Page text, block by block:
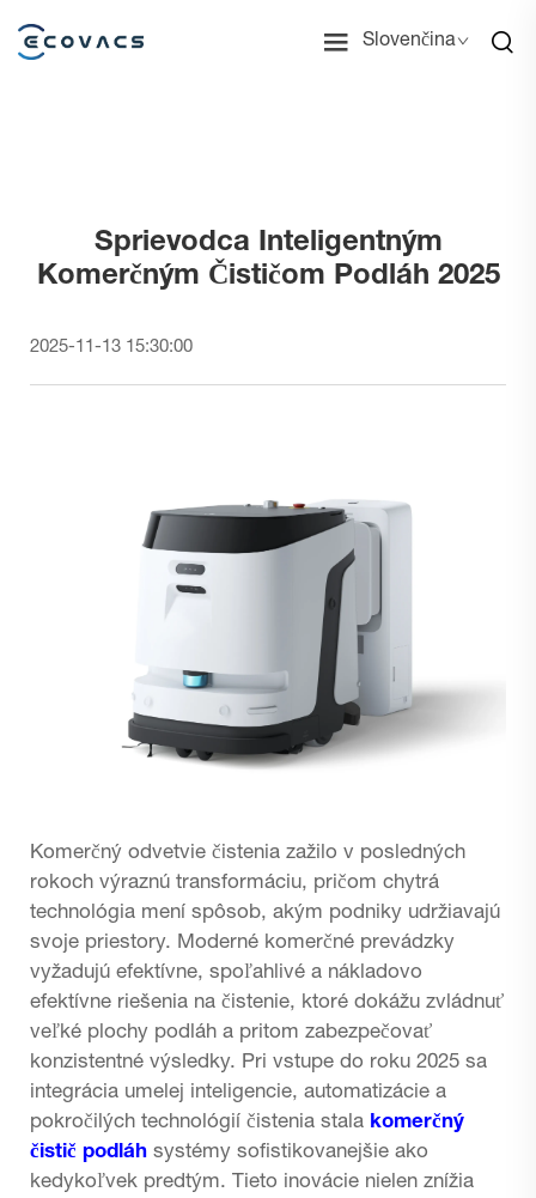
Slovenčina
Sprievodca Inteligentným
Komerčným Čističom Podláh 2025
2025-11-13 15:30:00
Komerčný odvetvie čistenia zažilo v posledných
rokoch výraznú transformáciu, pričom chytrá
technológia mení spôsob, akým podniky udržiavajú
svoje priestory. Moderné komerčné prevádzky
vyžadujú efektívne, spoľahlivé a nákladovo
efektívne riešenia na čistenie, ktoré dokážu zvládnuť
veľké plochy podláh a pritom zabezpečovať
konzistentné výsledky. Pri vstupe do roku 2025 sa
integrácia umelej inteligencie, automatizácie a
pokročilých technológií čistenia stala komerčný
čistič podláh systémy sofistikovanejšie ako
kedykoľvek predtým. Tieto inovácie nielen znížia